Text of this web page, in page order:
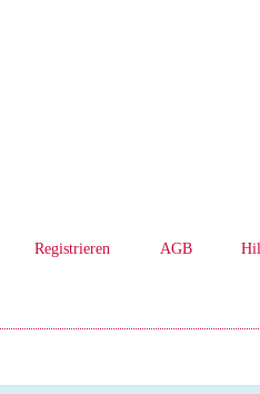
Registrieren AGB